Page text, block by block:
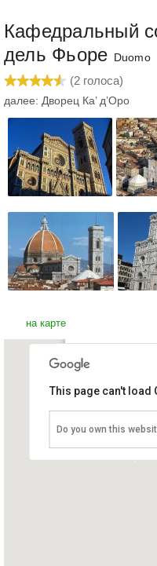
Кафедральный
дель Фьоре Duomo
(2 голоса)
далее: Дворец Ка’ д’Оро
на карте
This page can't load
Do you own this